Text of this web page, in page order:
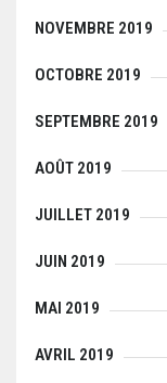
NOVEMBRE 2019
OCTOBRE 2019
SEPTEMBRE 2019
AOÛT 2019
JUILLET 2019
JUIN 2019
MAI 2019
AVRIL 2019